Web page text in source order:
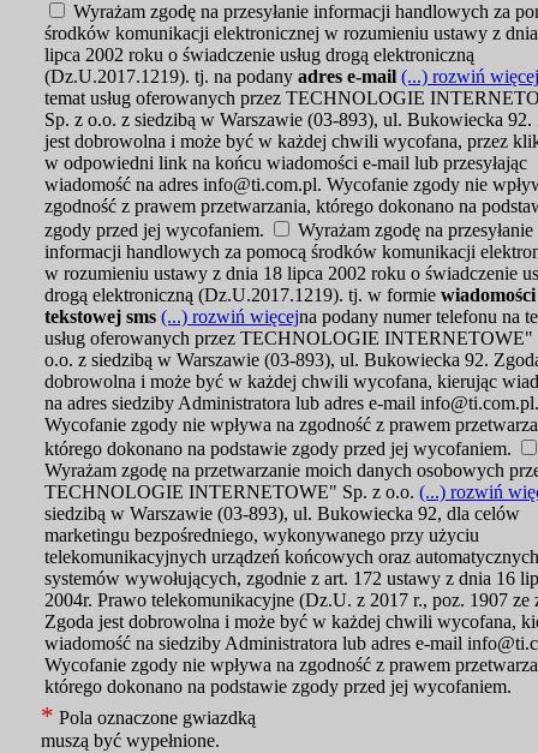
Wyrażam zgodę na przesyłanie informacji handlowych za
środków komunikacji elektronicznej w rozumieniu ustawy z
lipca 2002 roku o świadczenie usług drogą elektroniczną
(Dz.U.2017.1219). tj. na podany adres e-mail (...) rozwiń więcej
temat usług oferowanych przez TECHNOLOGIE
Sp. z o.o. z siedzibą w Warszawie (03-893), ul. Bukowiecka 92.
jest dobrowolna i może być w każdej chwili wycofana, przez
w odpowiedni link na końcu wiadomości e-mail lub przesyłając
wiadomość na adres info@ti.com.pl. Wycofanie zgody nie
zgodność z prawem przetwarzania, którego dokonano na
zgody przed jej wycofaniem.
Wyrażam zgodę na przesyłanie
informacji handlowych za pomocą środków komunikacji
w rozumieniu ustawy z dnia 18 lipca 2002 roku o świadczenie
drogą elektroniczną (Dz.U.2017.1219). tj. w formie wiadomości
tekstowej sms (...) rozwiń więcejna podany numer telefonu na
usług oferowanych przez TECHNOLOGIE INTERNETOWE"
o.o. z siedzibą w Warszawie (03-893), ul. Bukowiecka 92.
dobrowolna i może być w każdej chwili wycofana, kierując
na adres siedziby Administratora lub adres e-mail info@ti.com.pl.
Wycofanie zgody nie wpływa na zgodność z prawem
którego dokonano na podstawie zgody przed jej wycofaniem.
Wyrażam zgodę na przetwarzanie moich danych osobowych
TECHNOLOGIE INTERNETOWE" Sp. z o.o. (...) rozwiń
siedzibą w Warszawie (03-893), ul. Bukowiecka 92, dla celów
marketingu bezpośredniego, wykonywanego przy użyciu
telekomunikacyjnych urządzeń końcowych oraz automatycznych
systemów wywołujących, zgodnie z art. 172 ustawy z dnia 16
2004r. Prawo telekomunikacyjne (Dz.U. z 2017 r., poz. 1907 ze
Zgoda jest dobrowolna i może być w każdej chwili wycofana,
wiadomość na siedziby Administratora lub adres e-mail
Wycofanie zgody nie wpływa na zgodność z prawem
którego dokonano na podstawie zgody przed jej wycofaniem.
* Pola oznaczone gwiazdką
muszą być wypełnione.